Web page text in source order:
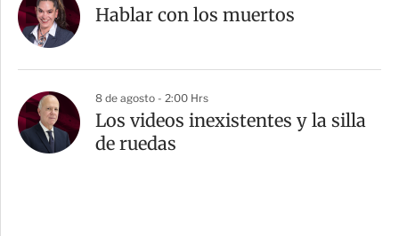
Hablar con los muertos
8 de agosto - 2:00 Hrs
Los videos inexistentes y la silla
de ruedas